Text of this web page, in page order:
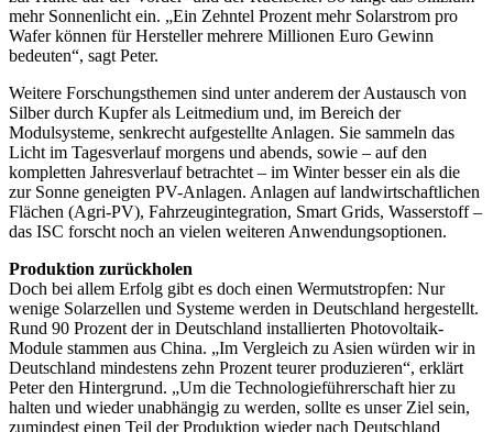
mehr Sonnenlicht ein. „Ein Zehntel Prozent mehr Solarstrom pro
Wafer können für Hersteller mehrere Millionen Euro Gewinn
bedeuten“, sagt Peter.
Weitere Forschungsthemen sind unter anderem der Austausch von
Silber durch Kupfer als Leitmedium und, im Bereich der
Modulsysteme, senkrecht aufgestellte Anlagen. Sie sammeln das
Licht im Tagesverlauf morgens und abends, sowie – auf den
kompletten Jahresverlauf betrachtet – im Winter besser ein als die
zur Sonne geneigten PV-Anlagen. Anlagen auf landwirtschaftlichen
Flächen (Agri-PV), Fahrzeugintegration, Smart Grids, Wasserstoff –
das ISC forscht noch an vielen weiteren Anwendungsoptionen.
Produktion zurückholen
Doch bei allem Erfolg gibt es doch einen Wermutstropfen: Nur
wenige Solarzellen und Systeme werden in Deutschland hergestellt.
Rund 90 Prozent der in Deutschland installierten Photovoltaik-
Module stammen aus China. „Im Vergleich zu Asien würden wir in
Deutschland mindestens zehn Prozent teurer produzieren“, erklärt
Peter den Hintergrund. „Um die Technologieführerschaft hier zu
halten und wieder unabhängig zu werden, sollte es unser Ziel sein,
zumindest einen Teil der Produktion wieder nach Deutschland